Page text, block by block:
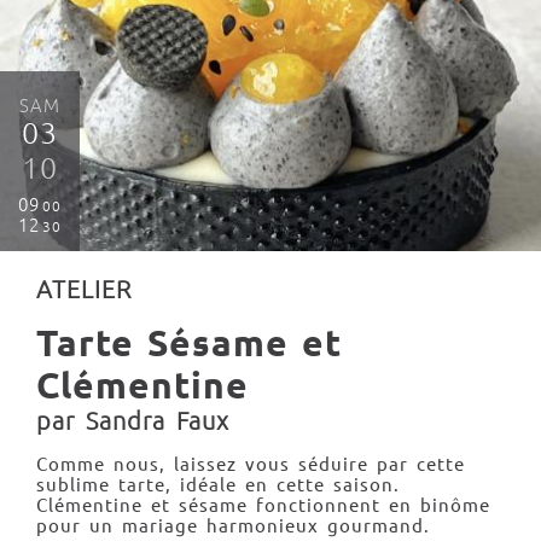
SAM
03
10
09 00
1230
ATELIER
Tarte Sésame et
Clémentine
par Sandra Faux
Comme nous, laissez vous séduire par cette
sublime tarte, idéale en cette saison.
Clémentine et sésame fonctionnent en binôme
pour un mariage harmonieux gourmand.